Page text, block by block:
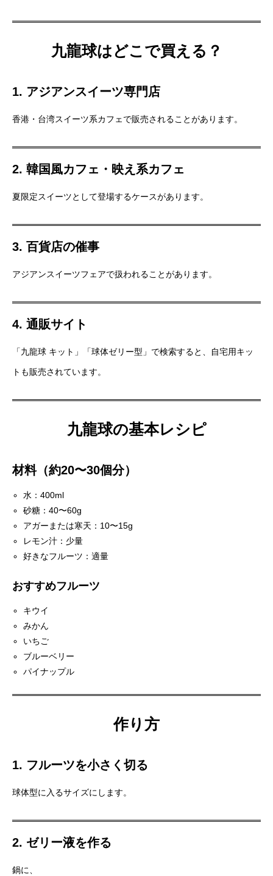
九龍球はどこで買える？
1. アジアンスイーツ専門店
香港・台湾スイーツ系カフェで販売されることがあります。
2. 韓国風カフェ・映え系カフェ
夏限定スイーツとして登場するケースがあります。
3. 百貨店の催事
アジアンスイーツフェアで扱われることがあります。
4. 通販サイト
「九龍球 キット」「球体ゼリー型」で検索すると、自宅用キッ
トも販売されています。
九龍球の基本レシピ
材料（約20〜30個分）
水：400ml
砂糖：40〜60g
アガーまたは寒天：10〜15g
レモン汁：少量
好きなフルーツ：適量
おすすめフルーツ
キウイ
みかん
いちご
ブルーベリー
パイナップル
作り方
1. フルーツを小さく切る
球体型に入るサイズにします。
2. ゼリー液を作る
鍋に、